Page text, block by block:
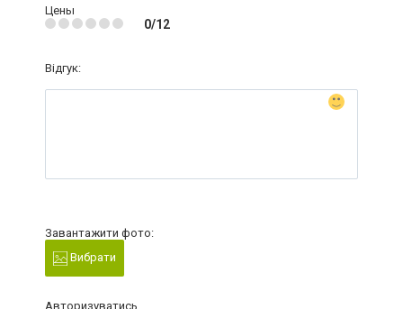
Цены
0/12
Відгук:
Завантажити фото:
Вибрати
Авторизуватись